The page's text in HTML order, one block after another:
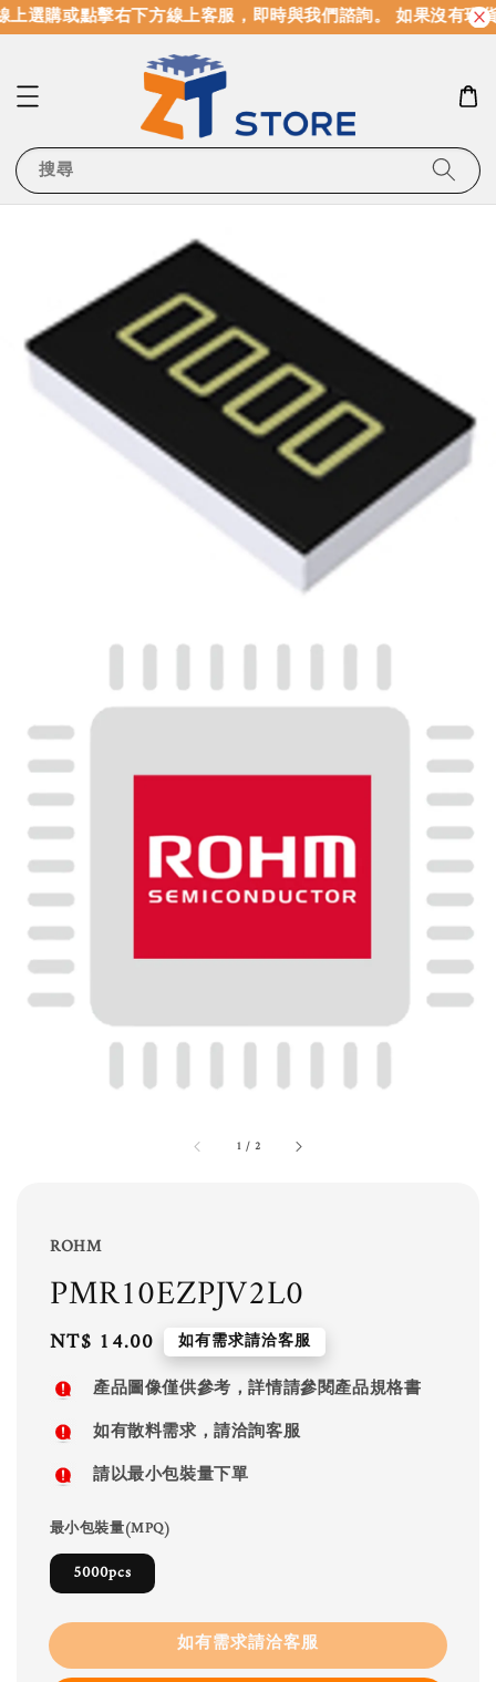
選購或點擊右下方線上客服，即時與我們諮詢。 如果沒有現
搜尋
1 / 2
ROHM
PMR10EZPJV2L0
Regular
price
NT$ 14.00 如有需求請洽客服
產品圖像僅供參考，詳情請參閱產品規格書
如有散料需求，請洽詢客服
請以最小包裝量下單
最小包裝量(MPQ)
5000pcs
如有需求請洽客服